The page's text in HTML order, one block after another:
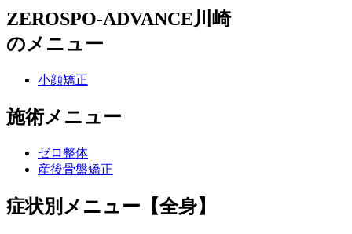
ZEROSPO-ADVANCE川崎
のメニュー
小顔矯正
施術メニュー
ゼロ整体
産後骨盤矯正
症状別メニュー【全身】